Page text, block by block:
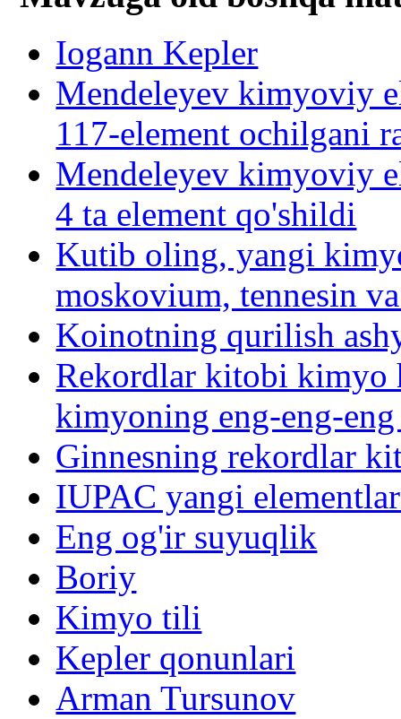
Iogann Kepler
Mendeleyev kimyoviy
117-element ochilgani
Mendeleyev kimyoviy
4 ta element qo'shildi
Kutib oling, yangi
moskovium, tennesin
Koinotning qurilish
Rekordlar kitobi kimyo
kimyoning eng-eng-
Ginnesning rekordlar
IUPAC yangi
Eng og'ir suyuqlik
Boriy
Kimyo tili
Kepler qonunlari
Arman Tursunov